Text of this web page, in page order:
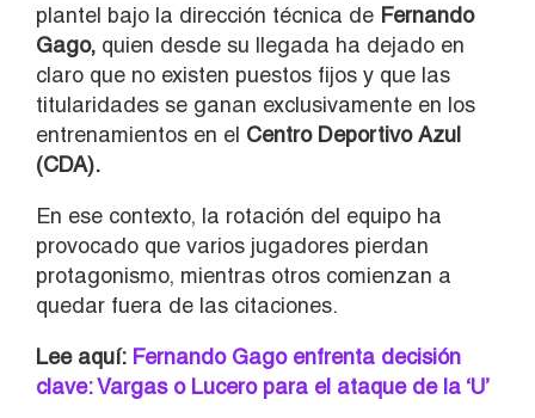
plantel bajo la dirección técnica de Fernando
Gago, quien desde su llegada ha dejado en
claro que no existen puestos fijos y que las
titularidades se ganan exclusivamente en los
entrenamientos en el Centro Deportivo Azul
(CDA).
En ese contexto, la rotación del equipo ha
provocado que varios jugadores pierdan
protagonismo, mientras otros comienzan a
quedar fuera de las citaciones.
Lee aquí:Fernando Gago enfrenta decisión
clave: Vargas o Lucero para el ataque de la ‘U’